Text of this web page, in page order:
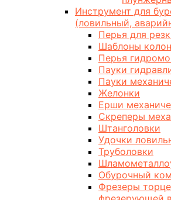
Инструмент для
(ловильный,
Перья для
Шаблоны
Перья
Пауки
Пауки
Желонки
Ерши
Скреперы
Штанголовки
Удочки
Труболовки
Обурочный
Фрезеры